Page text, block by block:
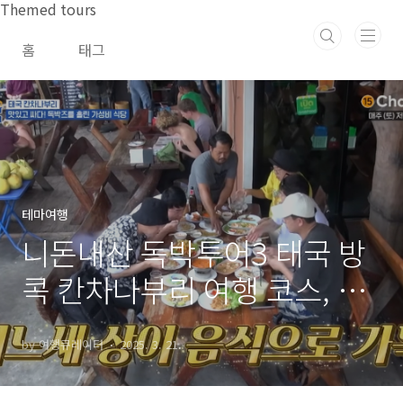
본문 바로가기
Themed tours
홈
태그
테마여행
니돈내산 독박투어3 태국 방
콕 칸차나부리 여행 코스, 맛
집 총정리
by 여행큐레이터 2025. 3. 21.